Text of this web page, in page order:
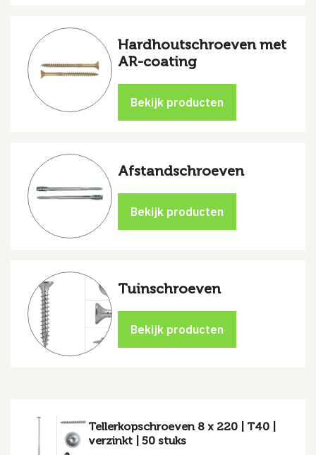
Hardhoutschroeven met
AR-coating
Afstandschroeven
Tuinschroeven
Tellerkopschroeven 8 x 220 | T40 |
verzinkt | 50 stuks